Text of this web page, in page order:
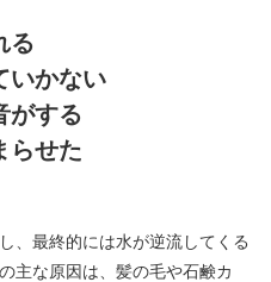
る
いかない
がする
らせた
、最終的には水が逆流してくる
主な原因は、髪の毛や石鹸カ